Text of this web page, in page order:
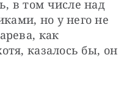
в том числе над
но у него не
как
казалось бы, он